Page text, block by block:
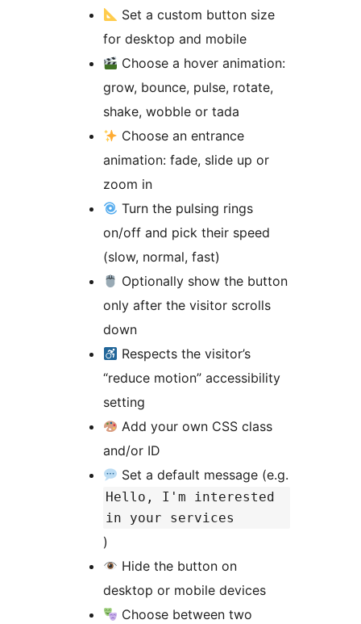
Set a custom button size
for desktop and mobile
Choose a hover animation:
grow, bounce, pulse, rotate,
shake, wobble or tada
Choose an entrance
animation: fade, slide up or
zoom in
Turn the pulsing rings
on/off and pick their speed
(slow, normal, fast)
Optionally show the button
only after the visitor scrolls
down
Respects the visitor’s
“reduce motion” accessibility
setting
Add your own CSS class
and/or ID
Set a default message (e.g.
Hello, I'm interested
in your services
)
Hide the button on
desktop or mobile devices
Choose between two